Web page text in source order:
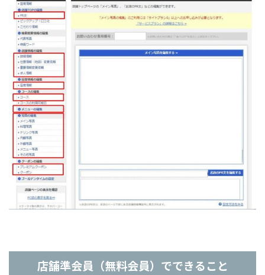
店舗準会員（無料会員）でできること